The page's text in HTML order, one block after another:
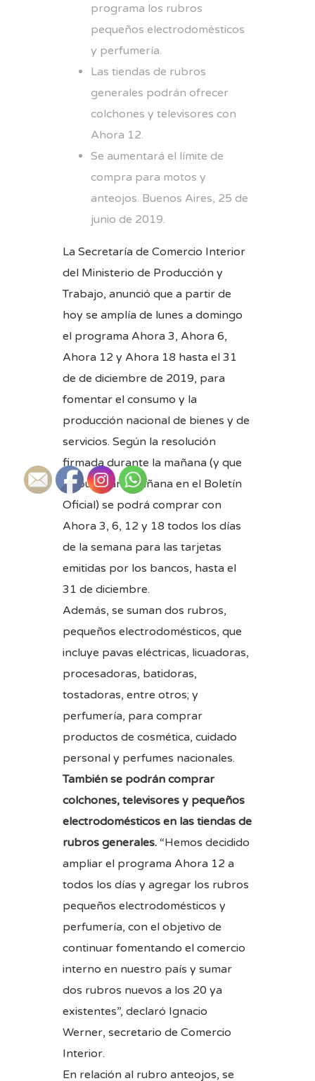
programa los rubros
pequeños electrodomésticos
y perfumería.
Las tiendas de rubros
generales podrán ofrecer
colchones y televisores con
Ahora 12.
Se aumentará el límite de
compra para motos y
anteojos. Buenos Aires, 25 de
junio de 2019.
La Secretaría de Comercio Interior
del Ministerio de Producción y
Trabajo, anunció que a partir de
hoy se amplía de lunes a domingo
el programa Ahora 3, Ahora 6,
Ahora 12 y Ahora 18 hasta el 31
de de diciembre de 2019, para
fomentar el consumo y la
producción nacional de bienes y de
servicios. Según la resolución
firmada durante la mañana (y que
se publicará mañana en el Boletín
Oficial) se podrá comprar con
Ahora 3, 6, 12 y 18 todos los días
de la semana para las tarjetas
emitidas por los bancos, hasta el
31 de diciembre.
Además, se suman dos rubros,
pequeños electrodomésticos, que
incluye pavas eléctricas, licuadoras,
procesadoras, batidoras,
tostadoras, entre otros; y
perfumería, para comprar
productos de cosmética, cuidado
personal y perfumes nacionales.
También se podrán comprar
colchones, televisores y pequeños
electrodomésticos en las tiendas de
rubros generales. “Hemos decidido
ampliar el programa Ahora 12 a
todos los días y agregar los rubros
pequeños electrodomésticos y
perfumería, con el objetivo de
continuar fomentando el comercio
interno en nuestro país y sumar
dos rubros nuevos a los 20 ya
existentes”, declaró Ignacio
Werner, secretario de Comercio
Interior.
En relación al rubro anteojos, se